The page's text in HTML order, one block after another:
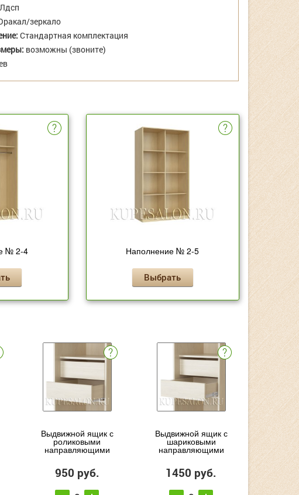
Лдсп
зеркало
Стандартная комплектация
возможны (звоните)
№ 2-4 Наполнение № 2-5
Выбрать
Выдвижной ящик с
роликовыми
направляющими
950 руб.
Выдвижной ящик с
шариковыми
направляющими
1450 руб.